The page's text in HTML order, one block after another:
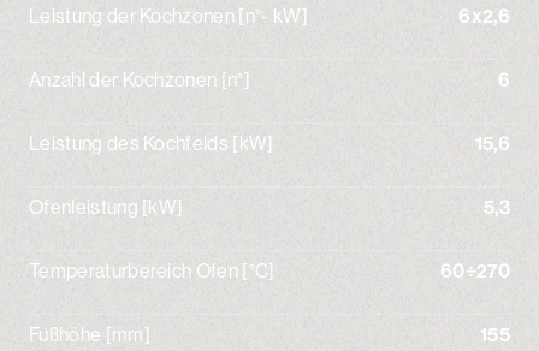
Leistung der Kochzonen [n°- kW] 6x2,6
Anzahl der Kochzonen [n°] 6
Leistung des Kochfelds [kW] 15,6
Ofenleistung [kW] 5,3
Temperaturbereich Ofen [°C] 60÷270
Fußhöhe [mm] 155